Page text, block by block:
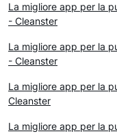
La migliore app per la
- Cleanster
La migliore app per la
- Cleanster
La migliore app per la
Cleanster
La migliore app per la